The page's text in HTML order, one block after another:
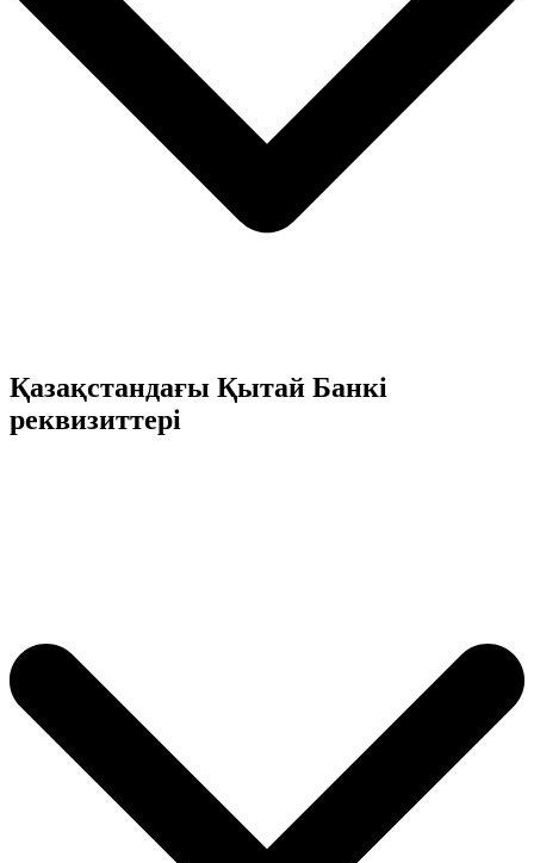
Қазақстандағы Қытай Банкі
реквизиттері